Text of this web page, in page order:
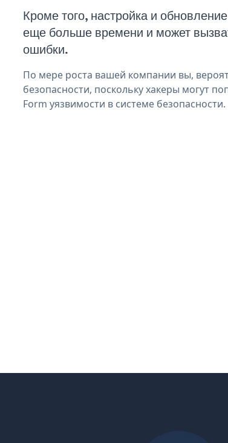
Кроме того, настройка и
еще больше времени и может
ошибки.
По мере роста вашей компании вы,
безопасности, поскольку хакеры могут
Form уязвимости в системе безопасности.